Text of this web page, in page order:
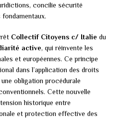
concilie sécurité
Collectif Citoyens c/ Italie du
active, qui réinvente les
et européennes. Ce principe
dans l’application des droits
obligation procédurale
Cette nouvelle
historique entre
et protection effective des